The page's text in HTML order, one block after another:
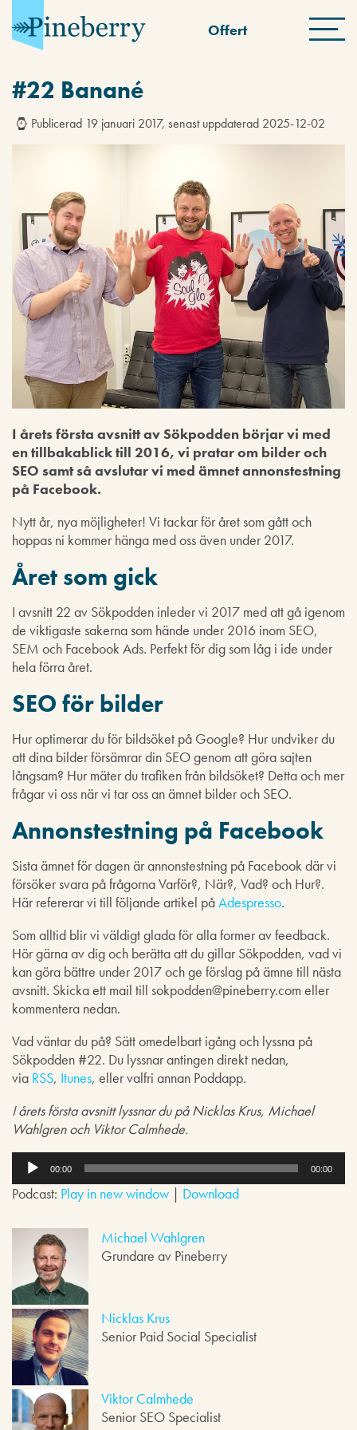
Offert
#22 Banané
Publicerad 19 januari 2017, senast uppdaterad 2025-12-02
I årets första avsnitt av Sökpodden börjar vi med
en tillbakablick till 2016, vi pratar om bilder och
SEO samt så avslutar vi med ämnet annonstestning
på Facebook.
Nytt år, nya möjligheter! Vi tackar för året som gått och
hoppas ni kommer hänga med oss även under 2017.
Året som gick
I avsnitt 22 av Sökpodden inleder vi 2017 med att gå igenom
de viktigaste sakerna som hände under 2016 inom SEO,
SEM och Facebook Ads. Perfekt för dig som låg i ide under
hela förra året.
SEO för bilder
Hur optimerar du för bildsöket på Google? Hur undviker du
att dina bilder försämrar din SEO genom att göra sajten
långsam? Hur mäter du trafiken från bildsöket? Detta och mer
frågar vi oss när vi tar oss an ämnet bilder och SEO.
Annonstestning på Facebook
Sista ämnet för dagen är annonstestning på Facebook där vi
försöker svara på frågorna Varför?, När?, Vad? och Hur?.
Här refererar vi till följande artikel påAdespresso.
Som alltid blir vi väldigt glada för alla former av feedback.
Hör gärna av dig och berätta att du gillar Sökpodden, vad vi
kan göra bättre under 2017 och ge förslag på ämne till nästa
avsnitt. Skicka ett mail till sokpodden@pineberry.com eller
kommentera nedan.
Vad väntar du på? Sätt omedelbart igång och lyssna på
Sökpodden #22. Du lyssnar antingen direkt nedan,
via RSS, Itunes, eller valfri annan Poddapp.
I årets första avsnitt lyssnar du på Nicklas Krus, Michael
Wahlgren och Viktor Calmhede.
u
d
p
r
e
00:00 00:00
Podcast: Play in new window | Download
Michael Wahlgren
Grundare av Pineberry
Nicklas Krus
Senior Paid Social Specialist
Viktor Calmhede
Senior SEO Specialist